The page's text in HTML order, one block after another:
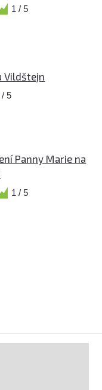
1 / 5
Vildštejn
/ 5
Panny Marie na
1 / 5